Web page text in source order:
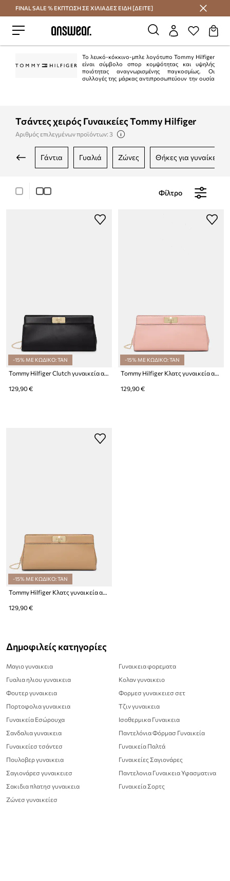
Εξοικονομήστε με το Answear Club
FINAL SALE % ΕΚΠΤΩΣΗ ΣΕ ΧΙΛΙΑΔΕΣ ΕΙΔΗ [ΔΕΙΤΕ]
Το λευκό-κόκκινο-μπλε λογότυπο Tommy Hilfiger
είναι σύμβολο σπορ κομψότητας και υψηλής
ποιότητας αναγνωρισμένης παγκοσμίως. Οι
συλλογές της μάρκας αντιπροσωπεύουν την ουσία
Τσάντες χειρός Γυναικείες Tommy Hilfiger
Αριθμός επιλεγμένων προϊόντων: 3
γάντια γυαλιά ζώνες θήκες για γυναίκες
Φίλτρο
-15% ΜΕ ΚΩΔΙΚΟ: TAN
Tommy Hilfiger Clutch γυναικεία από απομίμηση δέρματος
129,90 €
-15% ΜΕ ΚΩΔΙΚΟ: TAN
Tommy Hilfiger Κλατς γυναικεία από απομίμηση δέρματος
129,90 €
-15% ΜΕ ΚΩΔΙΚΟ: TAN
Tommy Hilfiger Κλατς γυναικεία από απομίμηση δέρματος
129,90 €
Δημοφιλείς κατηγορίες
Μαγιο γυναικεια
Γυαλια ηλιου γυναικεια
Φουτερ γυναικεια
Πορτοφολια γυναικεια
Γυναικεία Εσώρουχα
Σανδαλια γυναικεια
Γυναικείεσ τσάντεσ
Πουλοβερ γυναικεια
Σαγιονάρεσ γυναικειεσ
Σακιδια πλατησ γυναικεια
Ζώνεσ γυναικείεσ
Γυναικεια φορεματα
Κολαν γυναικειο
Φορμεσ γυναικειεσ σετ
Τζιν γυναικεια
Ισοθερμικα Γυναικεια
Παντελόνια Φόρμασ Γυναικεία
Γυναικεία Παλτά
Γυναικείες Σαγιονάρες
Παντελονια Γυναικεια Υφασματινα
Γυναικεία Σορτς